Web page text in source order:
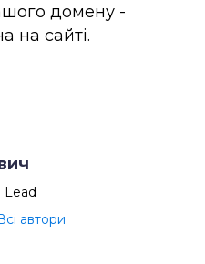
домену -
на сайті.
Lead
автори